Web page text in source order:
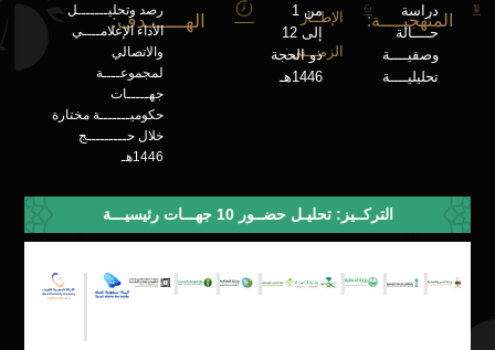
المنهجيــــة:
دراسة
حــــالة
وصفيــــة
تحليليــــة
الإطــار
الزمـــني:
من 1
إلى 12
ذو الحجة
1446هـ
الهـــــــدف:
رصد وتحليـــــــل
الأداء الإعلامــــي
والاتصالي
لمجموعــــة
جهـــــات
حكوميـــــــة مختارة
خلال حـــــــــج
1446هـ
التركــيز: تحليـل حضــور 10 جهـــات رئيسيـــة